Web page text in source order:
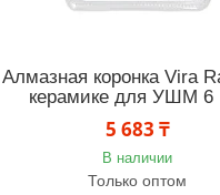
Алмазная коронка Vira
керамике для УШМ
5 683 ₸
В наличии
Только оптом